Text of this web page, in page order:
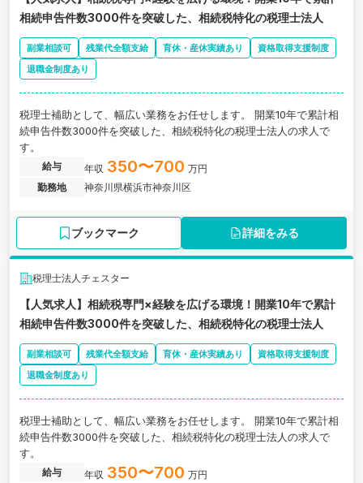
相続申告件数3000件を突破した、相続税特化の税理士法人
副業相談可 残業代全額支給 育休・産休実績あり
資格取得支援制度
退職金制度あり
税理士補助として、幅広い業務をお任せします。 開業10年で累計相
続申告件数3000件を突破した、相続税特化の税理士法人の求人で
す。
給与 年収 350〜700 万円
勤務地
神奈川県横浜市神奈川区
ブックマーク 詳細をみる
税理士法人チェスター
【人気求人】相続税専門×経験を広げる環境！開業10年で累計
相続申告件数3000件を突破した、相続税特化の税理士法人
副業相談可 残業代全額支給 育休・産休実績あり
資格取得支援制度
退職金制度あり
税理士補助として、幅広い業務をお任せします。 開業10年で累計相
続申告件数3000件を突破した、相続税特化の税理士法人の求人で
す。
給与 年収 350〜700 万円